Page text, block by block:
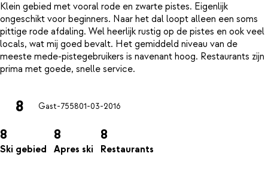
Klein gebied met vooral rode en zwarte pistes. Eigenlijk
ongeschikt voor beginners. Naar het dal loopt alleen een soms
pittige rode afdaling. Wel heerlijk rustig op de pistes en ook veel
locals, wat mij goed bevalt. Het gemiddeld niveau van de
meeste mede-pistegebruikers is navenant hoog. Restaurants zijn
8 Gast-755801-03-2016
8
Ski gebied
8
Apres ski
8
Restaurants